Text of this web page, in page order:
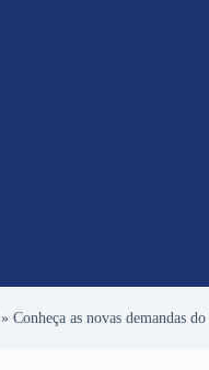
»Conheça as novas demandas